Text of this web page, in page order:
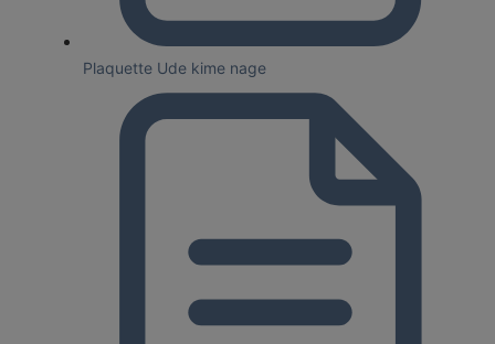
Plaquette Ude kime nage